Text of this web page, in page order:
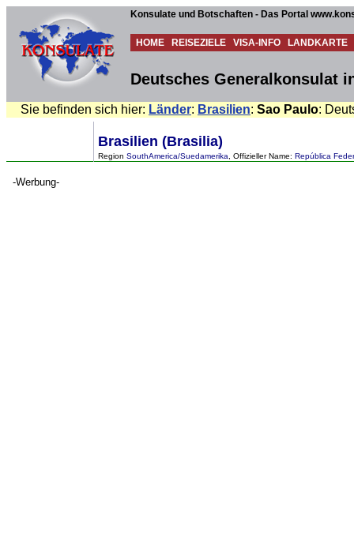
Konsulate und Botschaften - Das Portal
HOME REISEZIELE VISA-INFO LANDKARTE
Deutsches Generalkonsulat
Sie befinden sich hier: Länder: Brasilien: Sao Paulo:
Brasilien (Brasilia)
Region SouthAmerica/Suedamerika , Offizieller Name: República
-Werbung-